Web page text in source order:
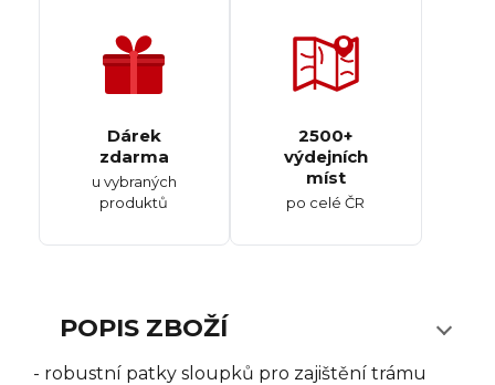
Dárek
zdarma
u vybraných
produktů
2500+
výdejních
míst
po celé ČR
POPIS ZBOŽÍ
- robustní patky sloupků pro zajištění trámu